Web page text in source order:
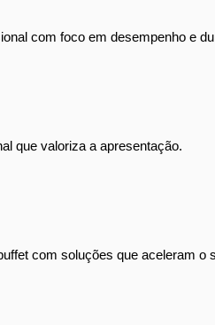
com foco em desempenho e
que valoriza a apresentação.
com soluções que aceleram o